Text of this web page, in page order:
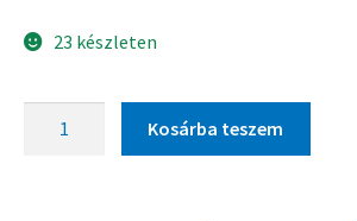
23 készleten
Kosárba teszem